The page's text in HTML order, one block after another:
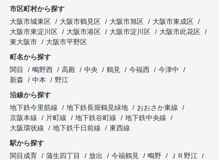
市区町村から探す
大阪市城東区
大阪市鶴見区 大阪市旭区
大阪市東成区
大阪市東淀川区
大阪市港区 大阪市淀川区
大阪市此花区
東大阪市
大阪市平野区
町名から探す
関目
鴫野西 高殿 中央 鶴見 今福西
今津中
新森
中本
野江
沿線から探す
地下鉄今里筋線
地下鉄長堀鶴見緑地
おおさか東線
京阪本線
片町線 地下鉄谷町線
地下鉄中央線
大阪環状線
地下鉄千日前線
東西線
駅から探す
関目成育
蒲生四丁目 放出 今福鶴見 鴫野
ＪＲ野江